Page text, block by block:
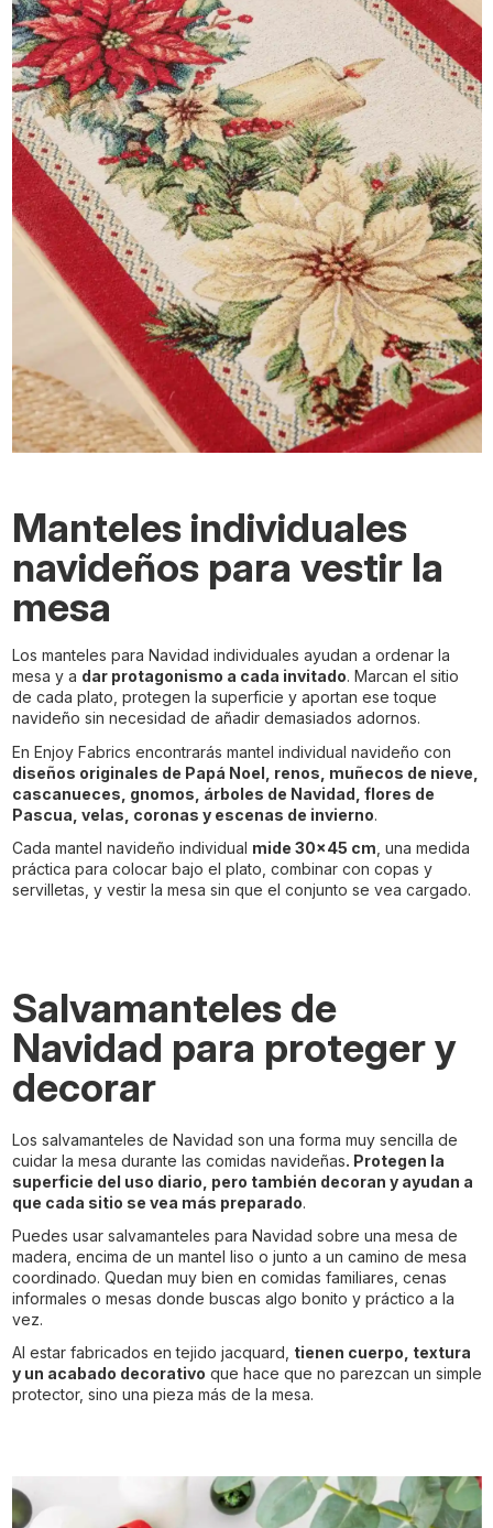
Manteles individuales
navideños para vestir la
mesa
Los manteles para Navidad individuales ayudan a ordenar la
mesa y a dar protagonismo a cada invitado. Marcan el sitio
de cada plato, protegen la superficie y aportan ese toque
navideño sin necesidad de añadir demasiados adornos.
En Enjoy Fabrics encontrarás mantel individual navideño con
diseños originales de Papá Noel, renos, muñecos de nieve,
cascanueces, gnomos, árboles de Navidad, flores de
Pascua, velas, coronas y escenas de invierno.
Cada mantel navideño individual mide 30x45 cm , una medida
práctica para colocar bajo el plato, combinar con copas y
servilletas, y vestir la mesa sin que el conjunto se vea cargado.
Salvamanteles de
Navidad para proteger y
decorar
Los salvamanteles de Navidad son una forma muy sencilla de
cuidar la mesa durante las comidas navideñas. Protegen la
superficie del uso diario, pero también decoran y ayudan a
que cada sitio se vea más preparado.
Puedes usar salvamanteles para Navidad sobre una mesa de
madera, encima de un mantel liso o junto a un camino de mesa
coordinado. Quedan muy bien en comidas familiares, cenas
informales o mesas donde buscas algo bonito y práctico a la
vez.
Al estar fabricados en tejido jacquard, tienen cuerpo, textura
y un acabado decorativo que hace que no parezcan un simple
protector, sino una pieza más de la mesa.